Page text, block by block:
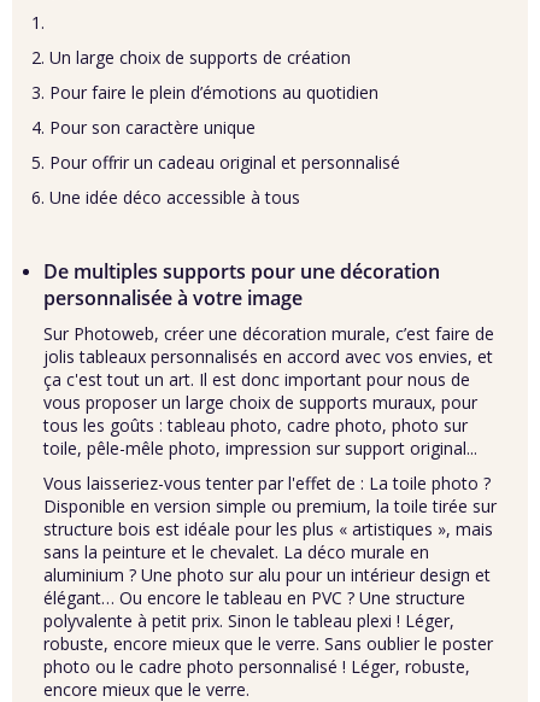
Un large choix de supports de création
Pour faire le plein d’émotions au quotidien
Pour son caractère unique
Pour offrir un cadeau original et personnalisé
Une idée déco accessible à tous
De multiples supports pour une décoration
personnalisée à votre image
Sur Photoweb, créer une décoration murale, c’est faire de
jolis tableaux personnalisés en accord avec vos envies, et
ça c'est tout un art. Il est donc important pour nous de
vous proposer un large choix de supports muraux, pour
tous les goûts :tableau photo, cadre photo, photo sur
toile, pêle-mêle photo, impression sur support original...
Vous laisseriez-vous tenter par l'effet de : La toile photo ?
Disponible en version simple ou premium, la toile tirée sur
structure bois est idéale pour les plus « artistiques », mais
sans la peinture et le chevalet. La déco murale en
aluminium ? Une photo sur alu pour un intérieur design et
élégant… Ou encore letableau en PVC ? Une structure
polyvalente à petit prix. Sinon letableau plexi ! Léger,
robuste, encore mieux que le verre. Sans oublier le poster
photo ou le cadre photo personnalisé ! Léger, robuste,
encore mieux que le verre.